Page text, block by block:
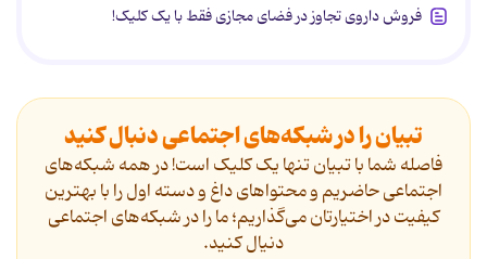
فروش داروی تجاوز در فضای مجازی فقط با یک کلیک!
تبیان را در شبکه‌های اجتماعی دنبال کنید
فاصله شما با تبیان تنها یک کلیک است! در همه شبکه‌های
اجتماعی حاضریم و محتواهای داغ و دسته اول را با بهترین
کیفیت در اختیارتان می‌گذاریم؛ ما را در شبکه‌های اجتماعی
دنیال کنید.